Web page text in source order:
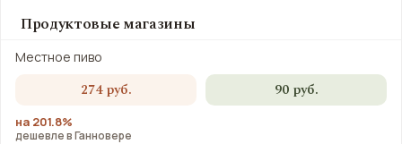
Продуктовые магазины
Местное пиво
274 руб. 90 руб.
на 201.8%
дешевле в Ганновере